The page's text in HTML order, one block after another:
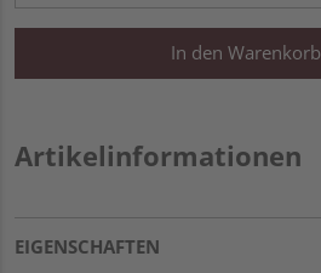
In den Warenkorb
Artikelinformationen
EIGENSCHAFTEN